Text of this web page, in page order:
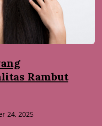
Rambut
24, 2025